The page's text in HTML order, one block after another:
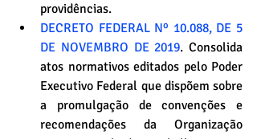
providências.
DECRETO FEDERAL Nº 10.088, DE 5
DE NOVEMBRO DE 2019. Consolida
atos normativos editados pelo Poder
Executivo Federal que dispõem sobre
a promulgação de convenções e
recomendações da Organização